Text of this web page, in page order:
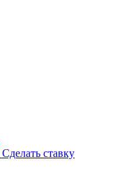
Сделать ставку